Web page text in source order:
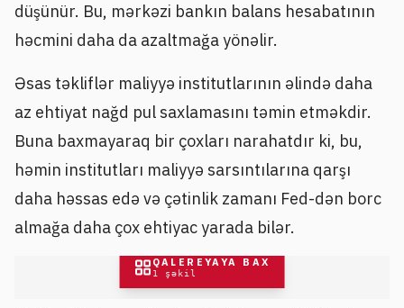
düşünür. Bu, mərkəzi bankın balans hesabatının
həcmini daha da azaltmağa yönəlir.
Əsas təkliflər maliyyə institutlarının əlində daha
az ehtiyat nağd pul saxlamasını təmin etməkdir.
Buna baxmayaraq bir çoxları narahatdır ki, bu,
həmin institutları maliyyə sarsıntılarına qarşı
daha həssas edə və çətinlik zamanı Fed-dən borc
almağa daha çox ehtiyac yarada bilər.
QALEREYAYA BAX
1 şəkil